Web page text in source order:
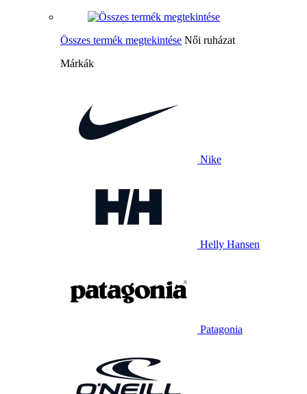
Összes termék megtekintése Női ruházat
Márkák
Nike
Helly Hansen
Patagonia